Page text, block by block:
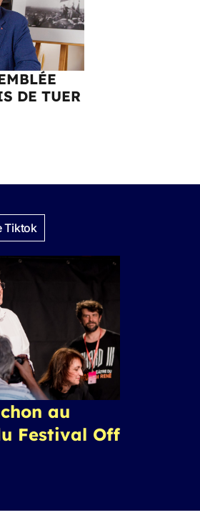
DE TUER
Tiktok
au
Festival Off